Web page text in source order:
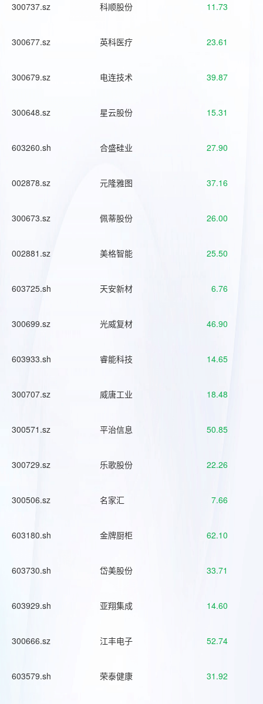
300737.sz 科顺股份 11.73
300677.sz 英科医疗 23.61
300679.sz 电连技术 39.87
300648.sz 星云股份 15.31
603260.sh 合盛硅业 27.90
002878.sz 元隆雅图 37.16
300673.sz 佩蒂股份 26.00
002881.sz 美格智能 25.50
603725.sh 天安新材 6.76
300699.sz 光威复材 46.90
603933.sh 睿能科技 14.65
300707.sz 威唐工业 18.48
300571.sz 平治信息 50.85
300729.sz 乐歌股份 22.26
300506.sz 名家汇 7.66
603180.sh 金牌厨柜 62.10
603730.sh 岱美股份 33.71
603929.sh 亚翔集成 14.60
300666.sz 江丰电子 52.74
603579.sh 荣泰健康 31.92